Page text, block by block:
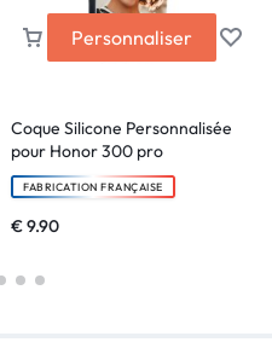
Personnaliser
Coque Silicone Personnalisée
pour Honor 300 pro
FABRICATION FRANÇAISE
€9.90